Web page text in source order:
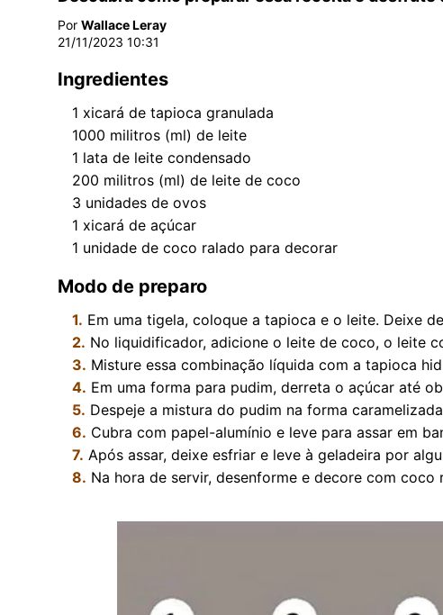
Por Wallace Leray
21/11/2023 10:31
Ingredientes
1 xicará de tapioca granulada
1000 militros (ml) de leite
1 lata de leite condensado
200 militros (ml) de leite de coco
3 unidades de ovos
1 xicará de açúcar
1 unidade de coco ralado para decorar
Modo de preparo
1. Em uma tigela, coloque a tapioca e o leite. Deixe
2. No liquidificador, adicione o leite de coco, o leite
3. Misture essa combinação líquida com a tapioca
4. Em uma forma para pudim, derreta o açúcar até
5. Despeje a mistura do pudim na forma
6. Cubra com papel-alumínio e leve para assar em
7. Após assar, deixe esfriar e leve à geladeira por
8. Na hora de servir, desenforme e decore com coco